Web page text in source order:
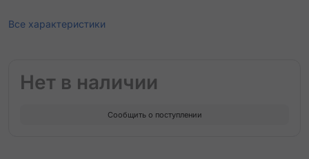
Все характеристики
Нет в наличии
Сообщить о поступлении